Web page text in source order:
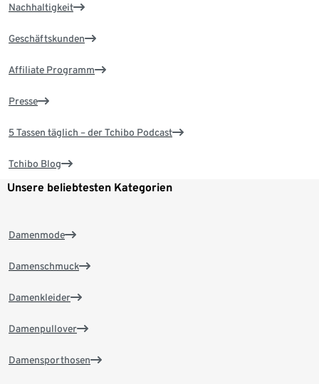
Nachhaltigkeit
Geschäftskunden
Affiliate Programm
Presse
5 Tassen täglich – der Tchibo Podcast
Tchibo Blog
Unsere beliebtesten Kategorien
Damenmode
Damenschmuck
Damenkleider
Damenpullover
Damensporthosen